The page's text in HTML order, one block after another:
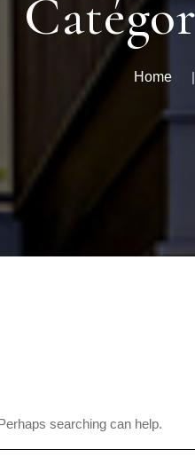
Home
searching can help.